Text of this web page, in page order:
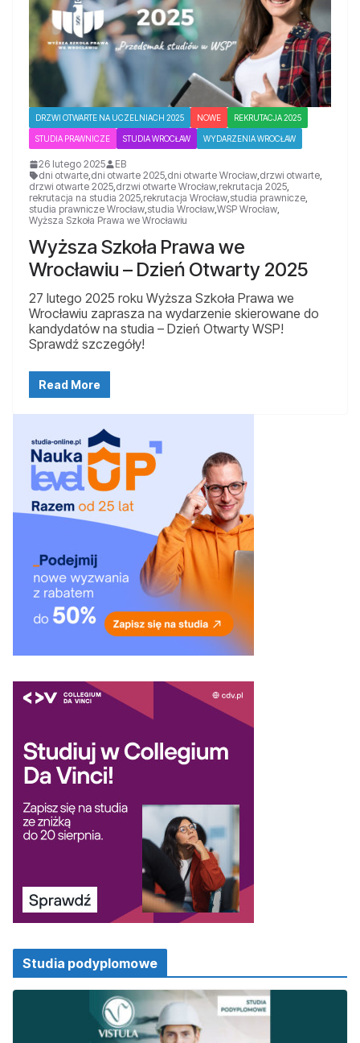
DRZWI OTWARTE NA UCZELNIACH 2025 NOWE REKRUTACJA 2025
STUDIA PRAWNICZE STUDIA WROCŁAW WYDARZENIA WROCŁAW
26 lutego 2025
EB
dni otwarte,dni otwarte 2025,dni otwarte Wrocław,drzwi otwarte,
drzwi otwarte 2025,drzwi otwarte Wrocław,rekrutacja 2025,
rekrutacja na studia 2025,rekrutacja Wrocław,studia prawnicze,
studia prawnicze Wrocław,studia Wrocław,WSP Wrocław,
Wyższa Szkoła Prawa we Wrocławiu
Wyższa Szkoła Prawa we
Wrocławiu – Dzień Otwarty 2025
27 lutego 2025 roku Wyższa Szkoła Prawa we
Wrocławiu zaprasza na wydarzenie skierowane do
kandydatów na studia – Dzień Otwarty WSP!
Sprawdź szczegóły!
Read More
Studia podyplomowe